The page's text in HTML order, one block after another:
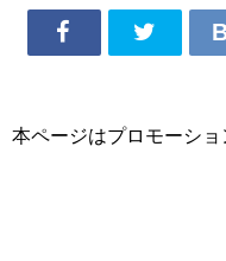
本ページはプロモーシ